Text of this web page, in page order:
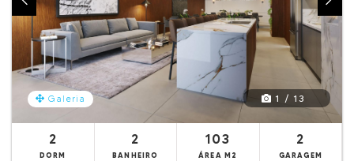
Galeria 1 / 13
2
DORM
2
BANHEIRO
103
ÁREA M2
2
GARAGEM